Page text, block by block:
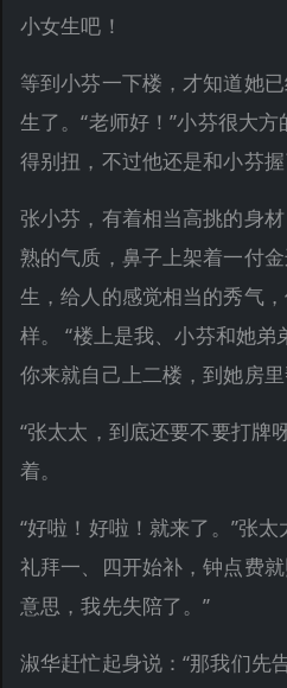
小女生吧！
等到小芬一下楼，才知道她
生了。“老师好！”小芬很大
得别扭，不过他还是和小芬握
张小芬，有着相当高挑的身
熟的气质，鼻子上架着一付
生，给人的感觉相当的秀气
样。 “楼上是我、小芬和她
你来就自己上二楼，到她房
“张太太，到底还要不要打牌
着。
“好啦！好啦！就来了。”张
礼拜一、四开始补，钟点费
意思，我先失陪了。”
淑华赶忙起身说：“那我们先